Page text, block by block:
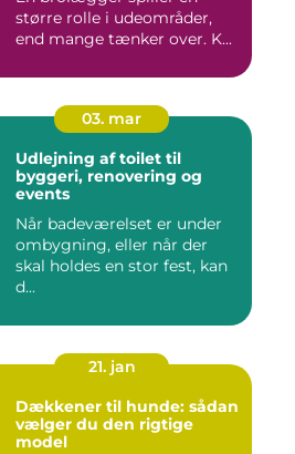
større rolle i udeområder,
end mange tænker over. K...
03. mar
Udlejning af toilet til
byggeri, renovering og
events
Når badeværelset er under
ombygning, eller når der
skal holdes en stor fest, kan
d...
21. jan
Dækkener til hunde: sådan
vælger du den rigtige
model